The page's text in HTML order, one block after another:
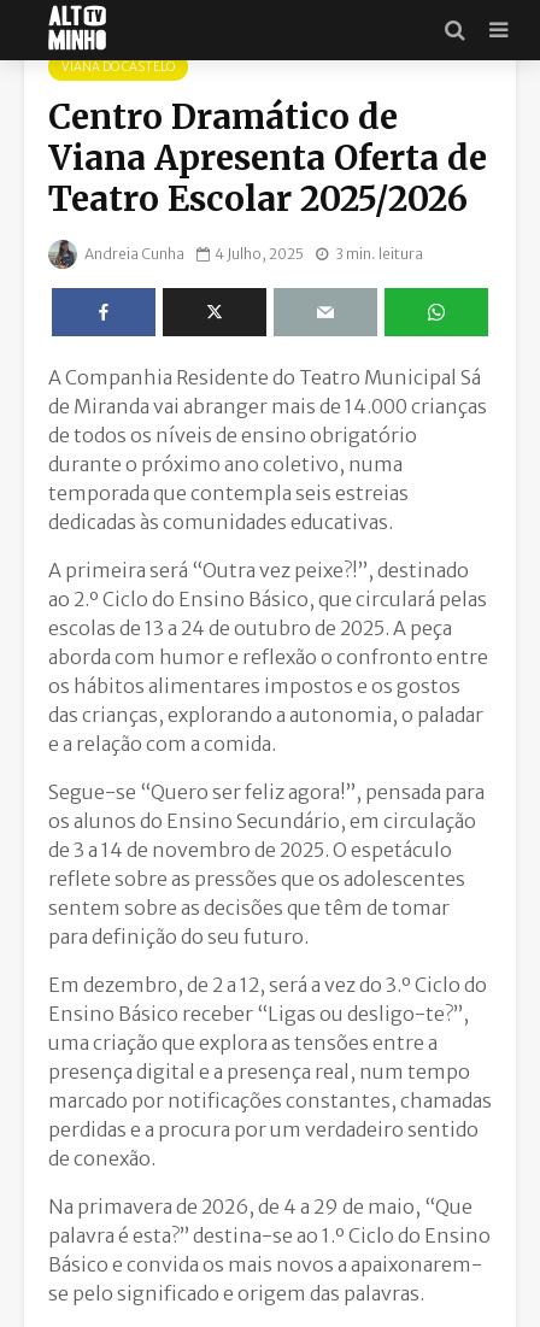
VIANA DO CASTELO
Centro Dramático de
Viana Apresenta Oferta de
Teatro Escolar 2025/2026
Andreia Cunha 4 Julho, 2025 3 min. leitura
A Companhia Residente do Teatro Municipal Sá
de Miranda vai abranger mais de 14.000 crianças
de todos os níveis de ensino obrigatório
durante o próximo ano coletivo, numa
temporada que contempla seis estreias
dedicadas às comunidades educativas.
A primeira será “Outra vez peixe?!”, destinado
ao 2.º Ciclo do Ensino Básico, que circulará pelas
escolas de 13 a 24 de outubro de 2025. A peça
aborda com humor e reflexão o confronto entre
os hábitos alimentares impostos e os gostos
das crianças, explorando a autonomia, o paladar
e a relação com a comida.
Segue-se “Quero ser feliz agora!”, pensada para
os alunos do Ensino Secundário, em circulação
de 3 a 14 de novembro de 2025. O espetáculo
reflete sobre as pressões que os adolescentes
sentem sobre as decisões que têm de tomar
para definição do seu futuro.
Em dezembro, de 2 a 12, será a vez do 3.º Ciclo do
Ensino Básico receber “Ligas ou desligo-te?”,
uma criação que explora as tensões entre a
presença digital e a presença real, num tempo
marcado por notificações constantes, chamadas
perdidas e a procura por um verdadeiro sentido
de conexão.
Na primavera de 2026, de 4 a 29 de maio, “Que
palavra é esta?” destina-se ao 1.º Ciclo do Ensino
Básico e convida os mais novos a apaixonarem-
se pelo significado e origem das palavras.